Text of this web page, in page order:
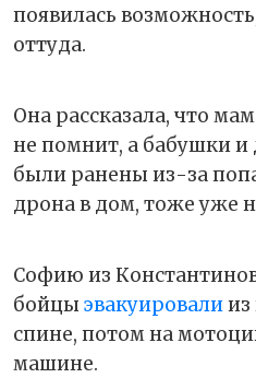
появилась
оттуда.
Она рассказала, что
не помнит, а бабушки
были ранены из-за
дрона в дом, тоже уже
Софию из
бойцы эвакуировалииз
спине, потом на
машине.